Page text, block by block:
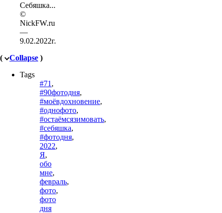
Себяшка...
©
NickFW.ru
—
9.02.2022г.
(
Collapse )
Tags
#71 ,
#90фотодня,
#моёвдохновение,
#однофото,
#остаёмсязимовать,
#себяшка,
#фотодня,
2022,
Я,
обо
мне,
февраль,
фото,
фото
дня